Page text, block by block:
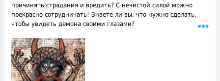
причинять страдания и вредить? С нечистой силой можно
прекрасно сотрудничать! Знаете ли вы, что нужно сделать,
чтобы увидеть демона своими глазами?